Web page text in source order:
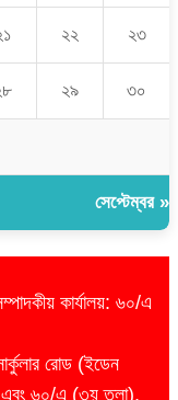
২২ ২৩
২৯ ৩০
সেপ্টেম্বর »
কার্যালয়: ৬০/এ
রোড (ইডেন
এবং ৬০/এ (৩য় তলা),